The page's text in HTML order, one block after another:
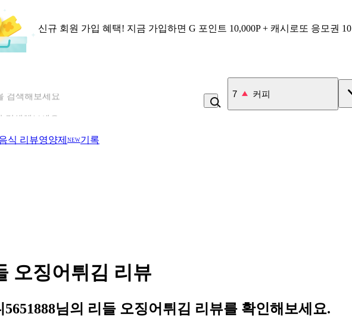
신규 회원 가입 혜택! 지금 가입하면 G 포인트 10,000P + 캐시로또 응모권
8 백반
식 리뷰영양제 NEW기록
오징어튀김 리뷰
님의 리들 오징어튀김 리뷰를 확인해보세요.